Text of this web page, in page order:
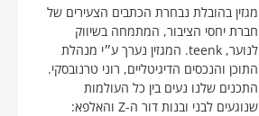
מגזין בהובלת נבחרת הכתבים הצעירים של
חברת יחסי הציבור, המתמחה בשיווק
לנוער, teenk. המגזין נערך ע״י מנהלת
התוכן והנכסים הדיגיטליים, רוני טרנובסקי.
התכנים שלנו נעים בין כל העולמות
שנוגעים לבני ובנות דור ה-Z והאלפא: